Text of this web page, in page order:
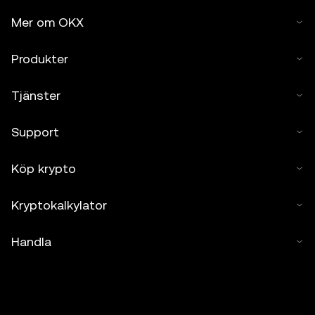
Mer om OKX
Produkter
Tjänster
Support
Köp krypto
Kryptokalkylator
Handla